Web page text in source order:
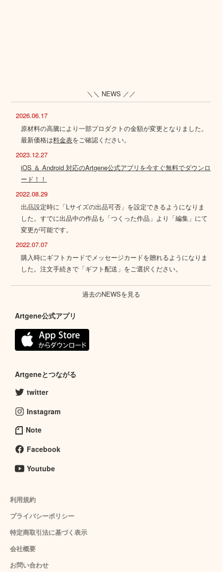
＼＼ NEWS ／／
2026.06.17
原材料の高騰により一部プロダクトの金額が変更となりました。
最新価格は料金表をご確認ください。
2023.12.27
iOS ＆ Android 対応のArtgene公式アプリを今すぐ無料でダウンロ
ード！！
2022.08.29
出品設定時に「Lサイズの出品可否」を設定できるようになりま
した。すでに出品中の作品も「つくった作品」より「編集」にて
変更が可能です。
2022.07.07
購入時にギフトカードでメッセージカードを贈れるようになりま
した。注文手続きで「ギフト配送」をご選択ください。
過去のNEWSを見る
Artgene公式アプリ
Artgeneとつながる
twitter
Instagram
Note
Facebook
Youtube
利用規約
プライバシーポリシー
特定商取引法に基づく表示
会社概要
お問い合わせ